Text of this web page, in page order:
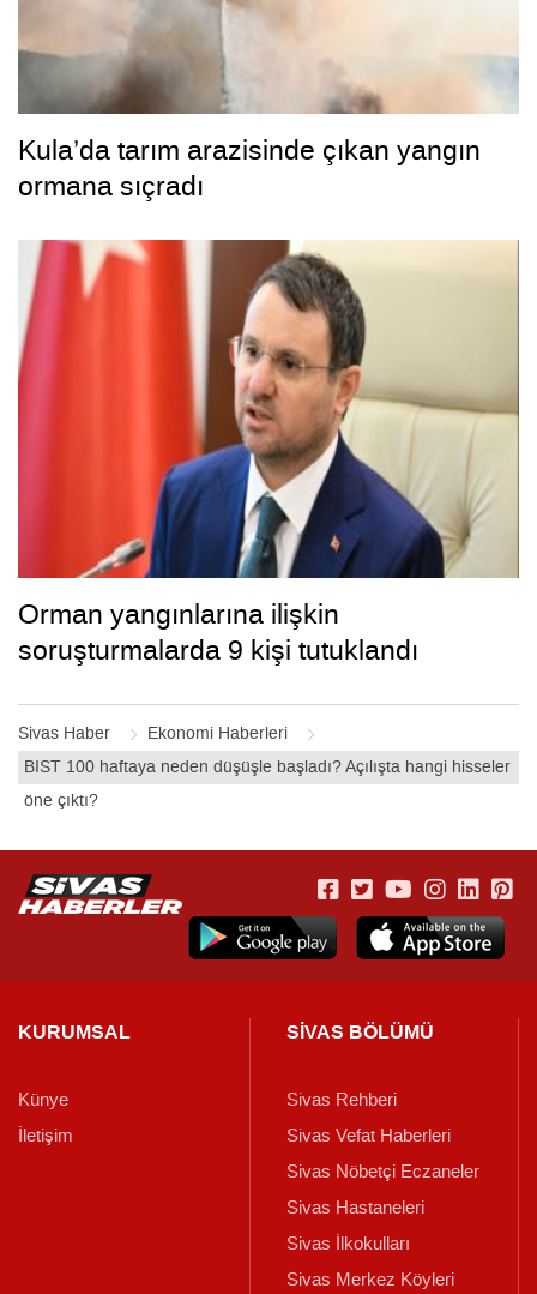
Sivas Haber
Ekonomi Haberleri
BIST 100 haftaya neden düşüşle başladı? Açılışta hangi hisseler
öne çıktı?
Kula’da tarım arazisinde çıkan yangın
ormana sıçradı
Orman yangınlarına ilişkin
soruşturmalarda 9 kişi tutuklandı
KURUMSAL
Künye
İletişim
SİVAS BÖLÜMÜ
Sivas Rehberi
Sivas Vefat Haberleri
Sivas Nöbetçi Eczaneler
Sivas Hastaneleri
Sivas İlkokulları
Sivas Merkez Köyleri